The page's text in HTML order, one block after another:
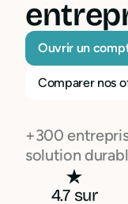
Ouvrir un
Comparer nos
+300
solution
4.7 sur